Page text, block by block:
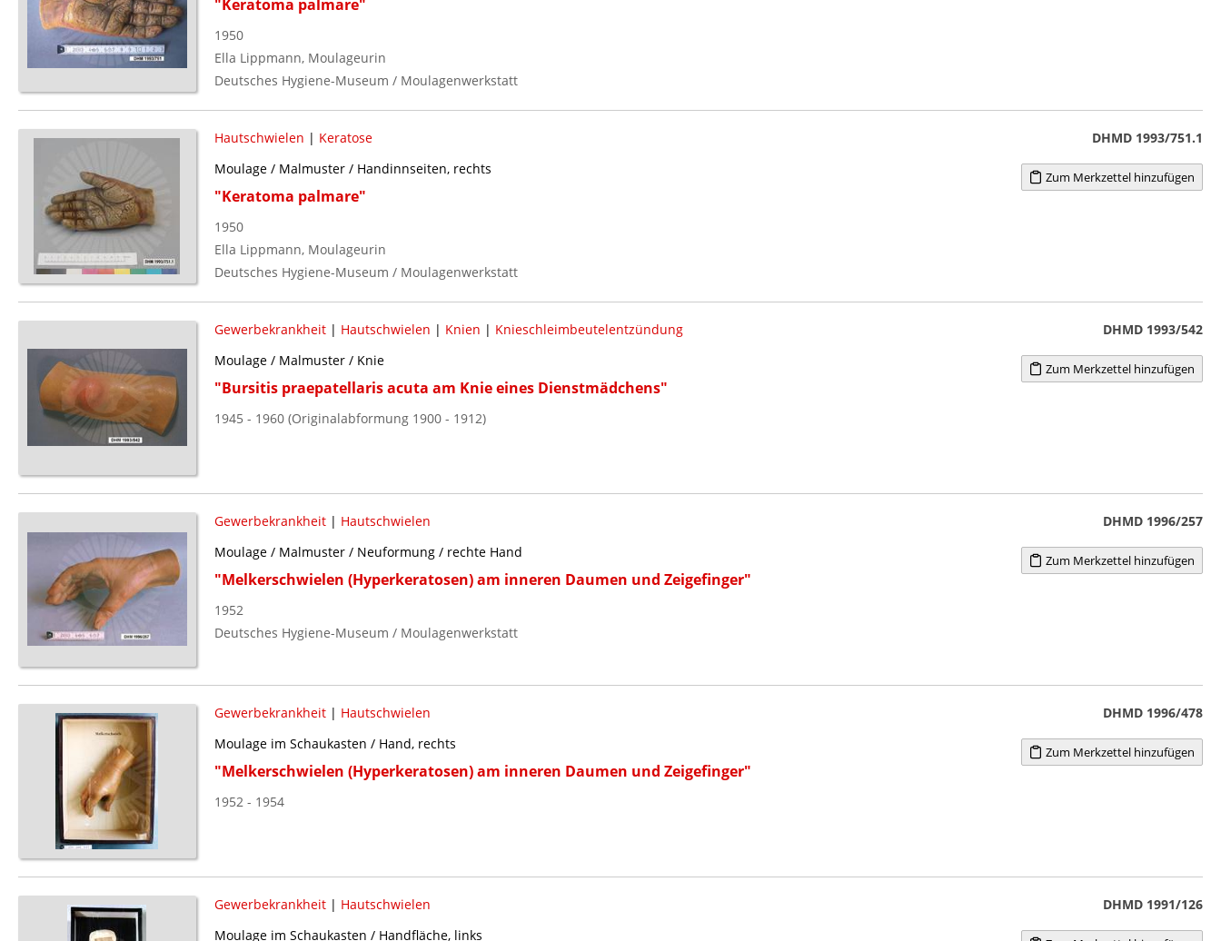
"Keratoma palmare"
1950
Ella Lippmann, Moulageurin
Deutsches Hygiene-Museum / Moulagenwerkstatt
Hautschwielen | Keratose
Moulage / Malmuster / Handinnseiten, rechts
"Keratoma palmare"
1950
Ella Lippmann, Moulageurin
Deutsches Hygiene-Museum / Moulagenwerkstatt
DHMD 1993/751.1
Zum Merkzettel hinzufügen
Gewerbekrankheit| Hautschwielen | Knien | Knieschleimbeutelentzündung
Moulage / Malmuster / Knie
"Bursitis praepatellaris acuta am Knie eines Dienstmädchens"
1945 - 1960 (Originalabformung 1900 - 1912)
DHMD 1993/542
Zum Merkzettel hinzufügen
Gewerbekrankheit| Hautschwielen
Moulage / Malmuster / Neuformung / rechte Hand
"Melkerschwielen (Hyperkeratosen) am inneren Daumen und Zeigefinger"
1952
Deutsches Hygiene-Museum / Moulagenwerkstatt
DHMD 1996/257
Zum Merkzettel hinzufügen
Gewerbekrankheit| Hautschwielen
Moulage im Schaukasten / Hand, rechts
"Melkerschwielen (Hyperkeratosen) am inneren Daumen und Zeigefinger"
1952 - 1954
DHMD 1996/478
Zum Merkzettel hinzufügen
Gewerbekrankheit| Hautschwielen
Moulage im Schaukasten / Handfläche, links
DHMD 1991/126